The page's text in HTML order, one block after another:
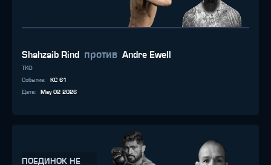
Shahzaib Rind против Andre Ewell
TKO
Событие:
KC 61
Дата: May 02 2026
ПОЕДИНОК НЕ